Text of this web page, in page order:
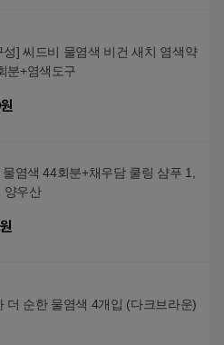
성] 씨드비 물염색 비건 새치 염색약
분+염색도구
원
염색 44회분+채우담 쿨링 샴푸 1,
양우산
원
더 순한 물염색 4개입 (다크브라운)